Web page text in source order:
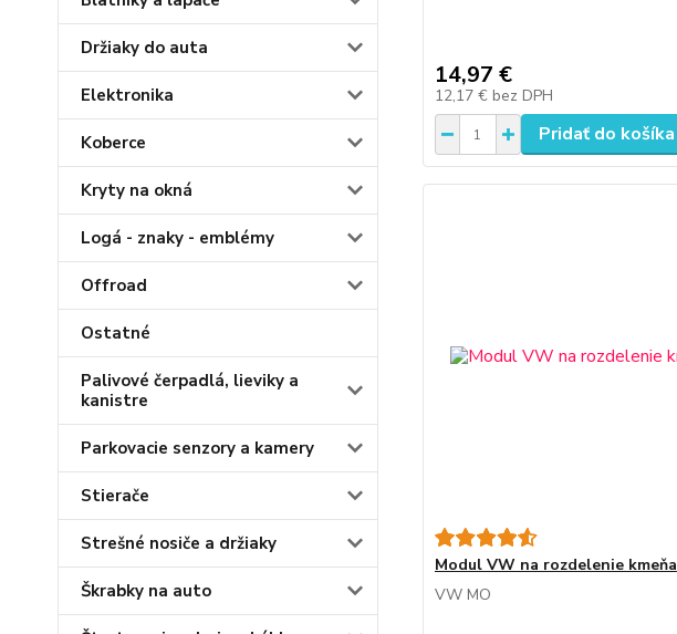
Držiaky do auta
Elektronika
Koberce
Kryty na okná
Logá - znaky - emblémy
Offroad
Ostatné
Palivové čerpadlá, lieviky a
kanistre
Parkovacie senzory a kamery
Stierače
Strešné nosiče a držiaky
Škrabky na auto
14,97 €
12,17 € bez DPH
Pridať do košíka
Modul VW na rozdelenie kmeňa
VW MO